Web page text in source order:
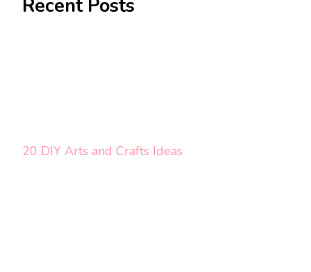
Recent Posts
20 DIY Arts and Crafts Ideas